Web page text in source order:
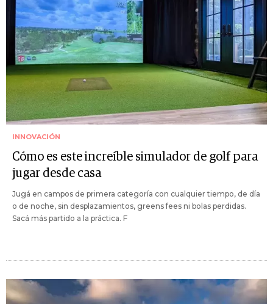
INNOVACIÓN
Cómo es este increíble simulador de golf para
jugar desde casa
Jugá en campos de primera categoría con cualquier tiempo, de día
o de noche, sin desplazamientos, greens fees ni bolas perdidas.
Sacá más partido a la práctica. F